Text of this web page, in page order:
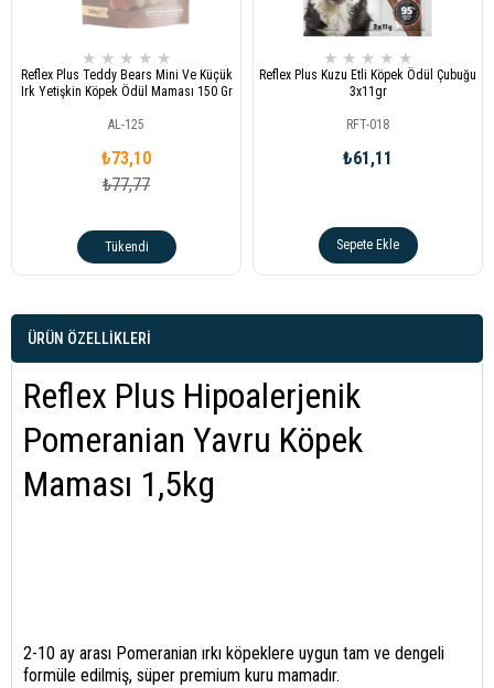
Tükendi
★ ★ ★ ★ ★
Reflex Plus Teddy Bears Mini Ve Küçük
Irk Yetişkin Köpek Ödül Maması 150 Gr
AL-125
₺73,10
₺77,77
★ ★ ★ ★ ★
Reflex Plus Kuzu Etli Köpek Ödül Çubuğu
3x11gr
RFT-018
₺61,11
Sepete Ekle
ÜRÜN ÖZELLIKLERI
Reflex Plus Hipoalerjenik
Pomeranian Yavru Köpek
Maması 1,5kg
2-10 ay arası Pomeranian ırkı köpeklere uygun tam ve dengeli
formüle edilmiş, süper premium kuru mamadır.